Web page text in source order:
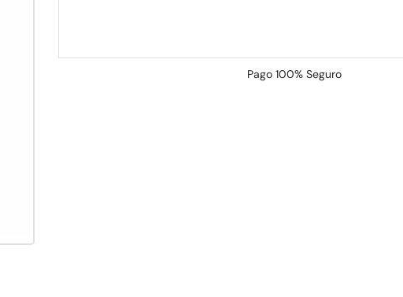
Pago 100% Seguro